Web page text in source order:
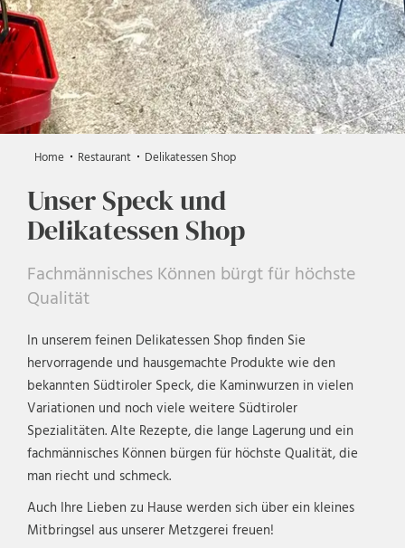
Home Restaurant Delikatessen Shop
Unser Speck und
Delikatessen Shop
Fachmännisches Können bürgt für höchste
Qualität
In unserem feinen Delikatessen Shop finden Sie
hervorragende und hausgemachte Produkte wie den
bekannten Südtiroler Speck, die Kaminwurzen in vielen
Variationen und noch viele weitere Südtiroler
Spezialitäten. Alte Rezepte, die lange Lagerung und ein
fachmännisches Können bürgen für höchste Qualität, die
man riecht und schmeck.
Auch Ihre Lieben zu Hause werden sich über ein kleines
Mitbringsel aus unserer Metzgerei freuen!